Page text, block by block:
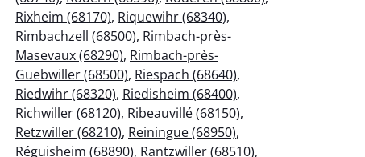
Rixheim (68170), Riquewihr (68340),
Rimbachzell (68500), Rimbach-près-
Masevaux (68290), Rimbach-près-
Guebwiller (68500), Riespach (68640),
Riedwihr (68320), Riedisheim (68400),
Richwiller (68120), Ribeauvillé (68150),
Retzwiller (68210), Reiningue (68950),
Réguisheim (68890), Rantzwiller (68510),